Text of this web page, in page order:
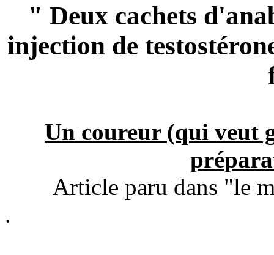
" Deux cachets
injection de
Un coureur (qui veut
Article paru dans "le
.